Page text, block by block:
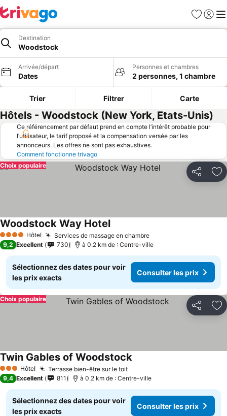
Favoris
Se
Destination
Woodstock
Arrivée/départ
Dates
Personnes et chambres
2 personnes, 1 chambre
Trier Filtrer Carte
Hôtels - Woodstock (New York, Etats-Unis)
Ce référencement par défaut prend en compte l’intérêt probable pour
l’utilisateur, le tarif proposé et la compensation versée par les
annonceurs. Les offres ne sont pas exhaustives.
Comment fonctionne trivago
Partager
Choix populaire
4 Étoiles Hôtel Services de massage en chambre
Woodstock Way Hotel
9,2 Excellent 730 à 0.2 km de : Centre-ville
Sélectionnez des dates pour voir
les prix exacts
Consulter les prix
Partager
Choix populaire
3 ÉtoilesHôtel Terrasse bien-être sur le toit
Twin Gables of Woodstock
9,4 Excellent 811 à 0.2 km de : Centre-ville
Sélectionnez des dates pour voir
les prix exacts
Consulter les prix